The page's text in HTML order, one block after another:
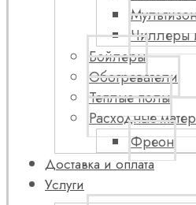
Чиллеры
Бойлеры
Обогреватели
Теплые полы
Расходные
Фреон
Доставка и оплата
Услуги